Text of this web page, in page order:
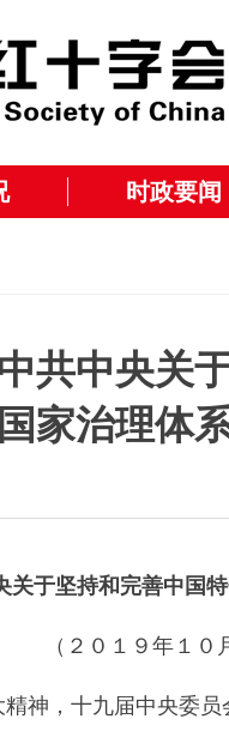
时政要闻
共中央关
家治理体
关于坚持和完善中国
（２０１９年１
神，十九届中央委